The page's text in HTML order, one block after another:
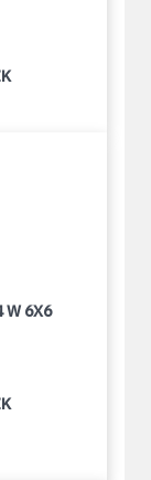
W 6X6